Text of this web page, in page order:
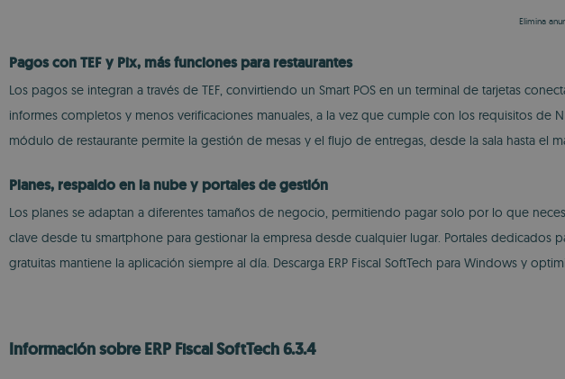
Elimina
Pagos con TEF y Pix, más funciones para restaurantes
Los pagos se integran a través de TEF, convirtiendo un Smart POS en un terminal de tarjetas
informes completos y menos verificaciones manuales, a la vez que cumple con los requisitos de
módulo de restaurante permite la gestión de mesas y el flujo de entregas, desde la sala hasta el
Planes, respaldo en la nube y portales de gestión
Los planes se adaptan a diferentes tamaños de negocio, permitiendo pagar solo por lo que
clave desde tu smartphone para gestionar la empresa desde cualquier lugar. Portales
gratuitas mantiene la aplicación siempre al día. Descarga ERP Fiscal SoftTech para Windows y
Información sobre ERP Fiscal SoftTech 6.3.4